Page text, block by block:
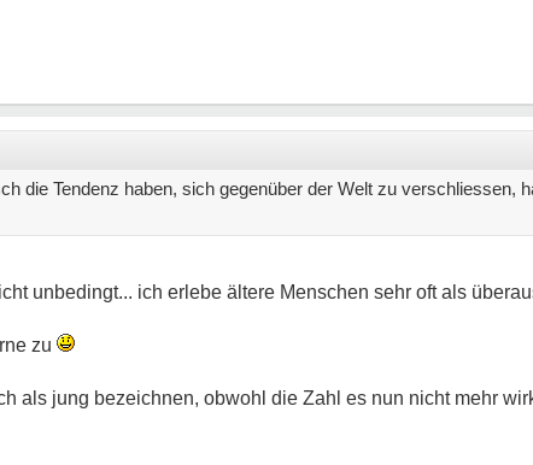
die Tendenz haben, sich gegenüber der Welt zu verschliessen,
unbedingt... ich erlebe ältere Menschen sehr oft als
zu
als jung bezeichnen, obwohl die Zahl es nun nicht mehr